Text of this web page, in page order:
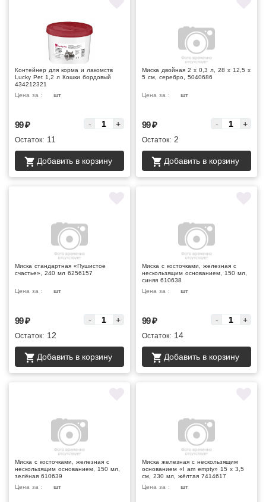
Контейнер для корма и лакомств
Lucky Pet 1,2 л Кошки бордовый
434212321
Цена за :
шт
99₽ - +
Остаток: 11
Добавить в корзину
Миска двойная 2 х 0,3 л, 28 х 12,5 х
5 см, серебро, 5040686
Цена за : шт
99₽ - +
Остаток: 2
Добавить в корзину
Миска стандартная «Пушистое
счастье», 240 мл 6256157
Цена за : шт
99₽ - +
Остаток: 12
Добавить в корзину
Миска с косточками, железная с
нескользящим основанием, 150 мл,
синяя 610638
Цена за :
шт
99₽ - +
Остаток: 14
Добавить в корзину
Миска с косточками, железная с
нескользящим основанием, 150 мл,
зелёная 610639
Цена за :
шт
Миска железная с нескользящим
основанием «I am empty» 15 х 3,5
см, 230 мл, жёлтая 7414617
Цена за :
шт